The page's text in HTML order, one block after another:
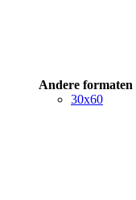
Andere formaten
30x60